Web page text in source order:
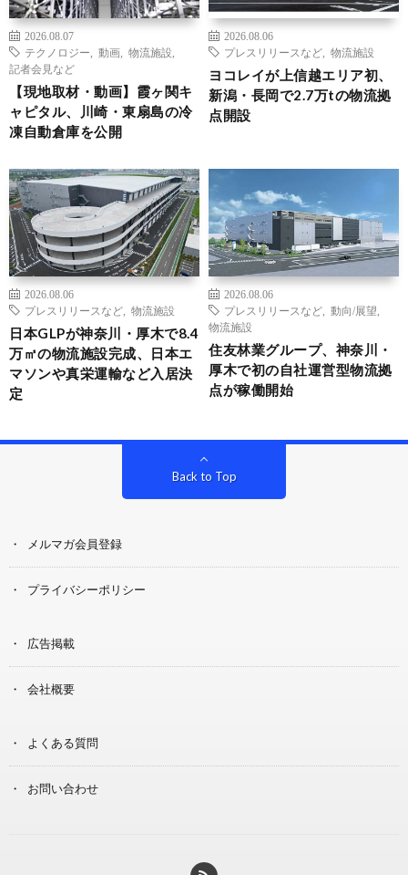
2026.08.07
テクノロジー
動画 物流施設
記者会見など
【現地取材・動画】霞ヶ関キ
ャピタル、川崎・東扇島の冷
凍自動倉庫を公開
2026.08.06
プレスリリースなど
物流施設
ヨコレイが上信越エリア初、
新潟・長岡で2.7万tの物流拠
点開設
2026.08.06
プレスリリースなど
物流施設
日本GLPが神奈川・厚木で8.4
万㎡の物流施設完成、日本エ
マソンや真栄運輸など入居決
定
2026.08.06
プレスリリースなど
動向/展望
物流施設
住友林業グループ、神奈川・
厚木で初の自社運営型物流拠
点が稼働開始
Back to Top
メルマガ会員登録
プライバシーポリシー
広告掲載
会社概要
よくある質問
お問い合わせ